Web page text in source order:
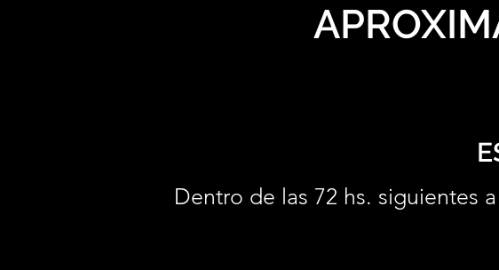
Dentro de las 72 hs. siguientes